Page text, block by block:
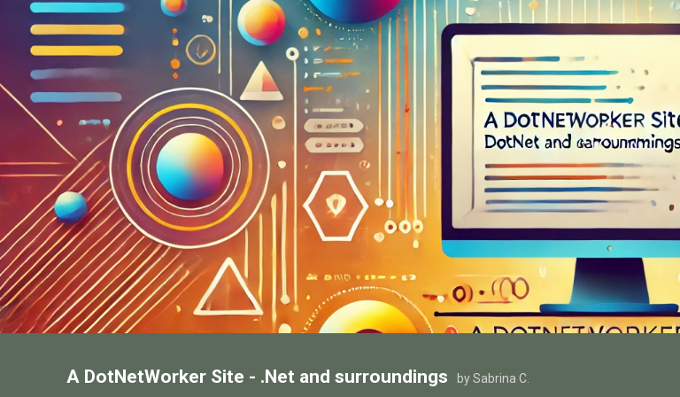
A DotNetWorker Site - .Net and surroundings by Sabrina C.